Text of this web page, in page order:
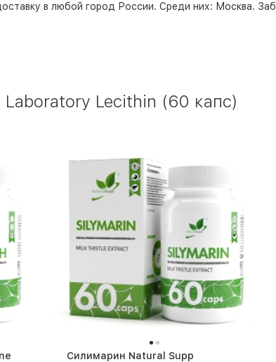
в любой город России. Среди них: Москва.
Lecithin (60 капс)
Силимарин Natural Supp